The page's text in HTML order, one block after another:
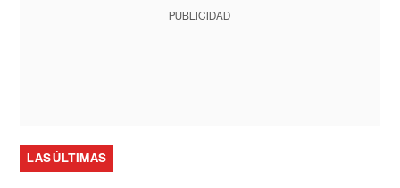
PUBLICIDAD
LAS ÚLTIMAS